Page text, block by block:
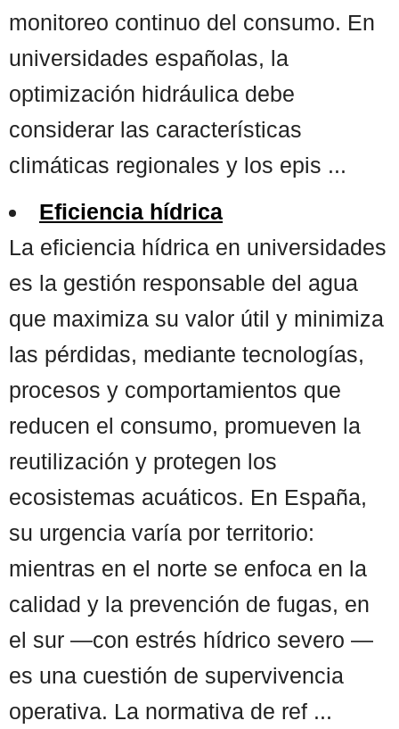
monitoreo continuo del consumo. En
universidades españolas, la
optimización hidráulica debe
considerar las características
climáticas regionales y los epis ...
Eficiencia hídrica
La eficiencia hídrica en universidades
es la gestión responsable del agua
que maximiza su valor útil y minimiza
las pérdidas, mediante tecnologías,
procesos y comportamientos que
reducen el consumo, promueven la
reutilización y protegen los
ecosistemas acuáticos. En España,
su urgencia varía por territorio:
mientras en el norte se enfoca en la
calidad y la prevención de fugas, en
el sur —con estrés hídrico severo —
es una cuestión de supervivencia
operativa. La normativa de ref ...